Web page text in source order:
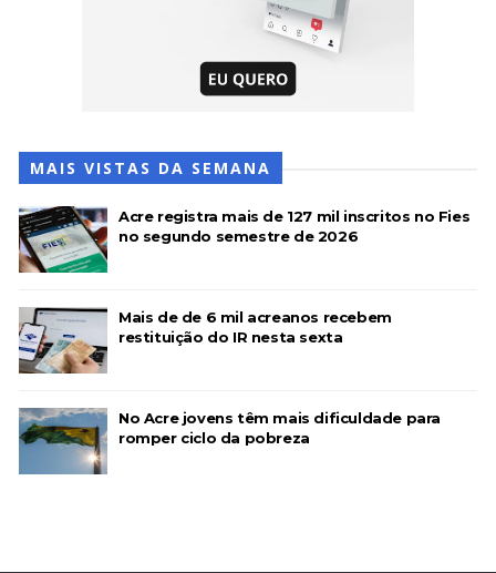
MAIS VISTAS DA SEMANA
Acre registra mais de 127 mil inscritos no Fies
no segundo semestre de 2026
Mais de de 6 mil acreanos recebem
restituição do IR nesta sexta
No Acre jovens têm mais dificuldade para
romper ciclo da pobreza